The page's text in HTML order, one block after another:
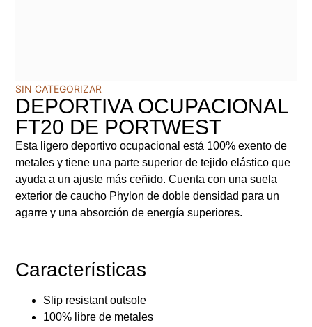
SIN CATEGORIZAR
DEPORTIVA OCUPACIONAL
FT20 DE PORTWEST
Esta ligero deportivo ocupacional está 100% exento de
metales y tiene una parte superior de tejido elástico que
ayuda a un ajuste más ceñido. Cuenta con una suela
exterior de caucho Phylon de doble densidad para un
agarre y una absorción de energía superiores.
Características
Slip resistant outsole
100% libre de metales